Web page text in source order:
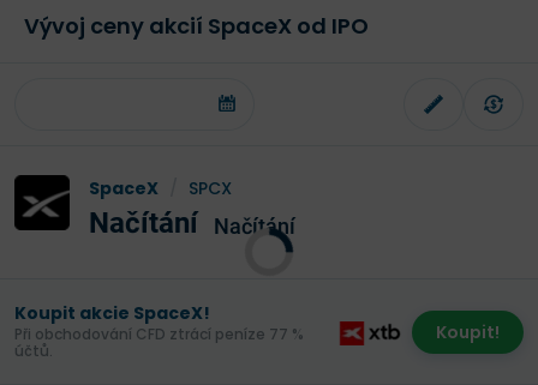
Vývoj ceny akcií SpaceX od IPO
SpaceX SPCX
Načítání Načítání
Koupit akcie SpaceX!
Při obchodování CFD ztrácí peníze 77 %
účtů.
Koupit!